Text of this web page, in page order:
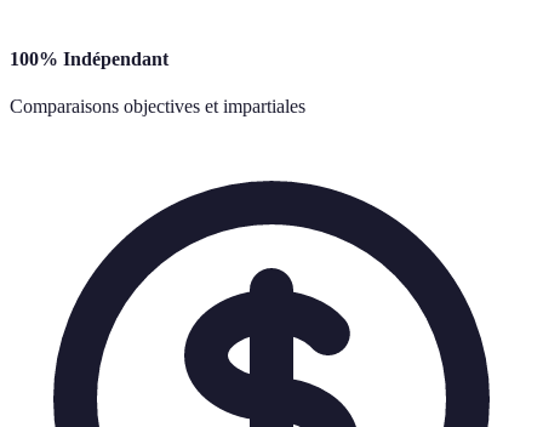
100% Indépendant
Comparaisons objectives et impartiales